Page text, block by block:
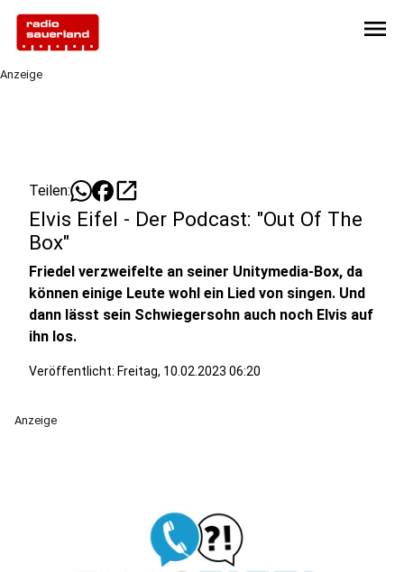
menu
Anzeige
Teilen: open_in_new
Elvis Eifel - Der Podcast: "Out Of The
Box"
Friedel verzweifelte an seiner Unitymedia-Box, da
können einige Leute wohl ein Lied von singen. Und
dann lässt sein Schwiegersohn auch noch Elvis auf
ihn los.
Veröffentlicht: Freitag, 10.02.2023 06:20
Anzeige